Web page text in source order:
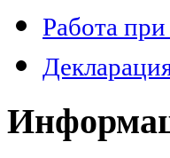
Работа при